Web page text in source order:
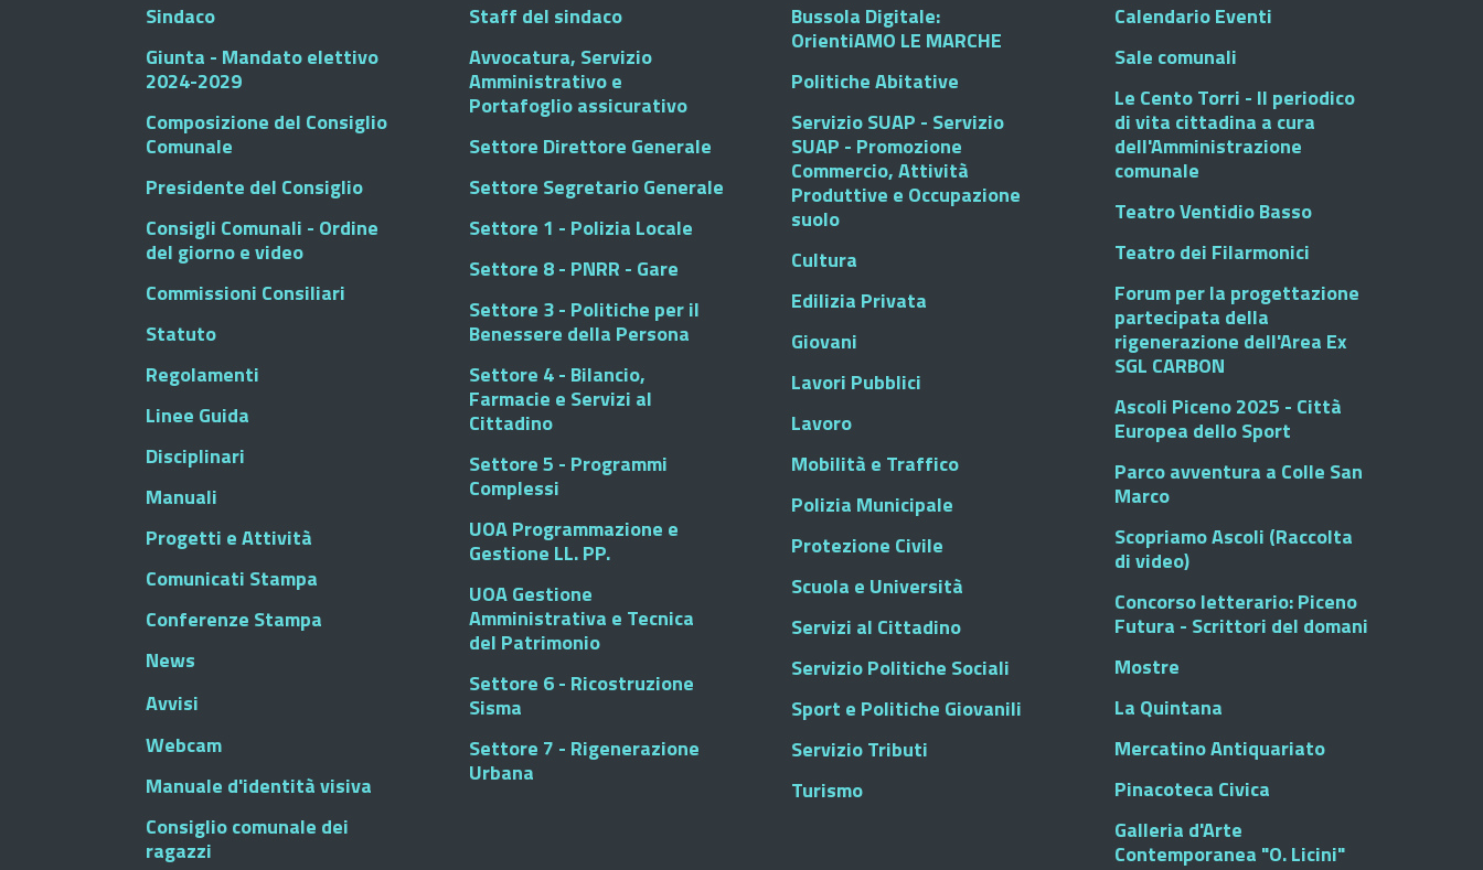
Sindaco
Giunta - Mandato elettivo
2024-2029
Composizione del Consiglio
Comunale
Presidente del Consiglio
Consigli Comunali - Ordine
del giorno e video
Commissioni Consiliari
Statuto
Regolamenti
Linee Guida
Disciplinari
Manuali
Progetti e Attività
Comunicati Stampa
Conferenze Stampa
News
Avvisi
Webcam
Manuale d'identità visiva
Consiglio comunale dei
ragazzi
Staff del sindaco
Avvocatura, Servizio
Amministrativo e
Portafoglio assicurativo
Settore Direttore Generale
Settore Segretario Generale
Settore 1 - Polizia Locale
Settore 8 - PNRR - Gare
Settore 3 - Politiche per il
Benessere della Persona
Settore 4 - Bilancio,
Farmacie e Servizi al
Cittadino
Settore 5 - Programmi
Complessi
UOA Programmazione e
Gestione LL. PP.
UOA Gestione
Amministrativa e Tecnica
del Patrimonio
Settore 6 - Ricostruzione
Sisma
Settore 7 - Rigenerazione
Urbana
Bussola Digitale:
OrientiAMO LE MARCHE
Politiche Abitative
Servizio SUAP - Servizio
SUAP - Promozione
Commercio, Attività
Produttive e Occupazione
suolo
Cultura
Edilizia Privata
Giovani
Lavori Pubblici
Lavoro
Mobilità e Traffico
Polizia Municipale
Protezione Civile
Scuola e Università
Servizi al Cittadino
Servizio Politiche Sociali
Sport e Politiche Giovanili
Servizio Tributi
Turismo
Calendario Eventi
Sale comunali
Le Cento Torri - Il periodico
di vita cittadina a cura
dell'Amministrazione
comunale
Teatro Ventidio Basso
Teatro dei Filarmonici
Forum per la progettazione
partecipata della
rigenerazione dell'Area Ex
SGL CARBON
Ascoli Piceno 2025 - Città
Europea dello Sport
Parco avventura a Colle San
Marco
Scopriamo Ascoli (Raccolta
di video)
Concorso letterario: Piceno
Futura - Scrittori del domani
Mostre
La Quintana
Mercatino Antiquariato
Pinacoteca Civica
Galleria d'Arte
Contemporanea "O. Licini"